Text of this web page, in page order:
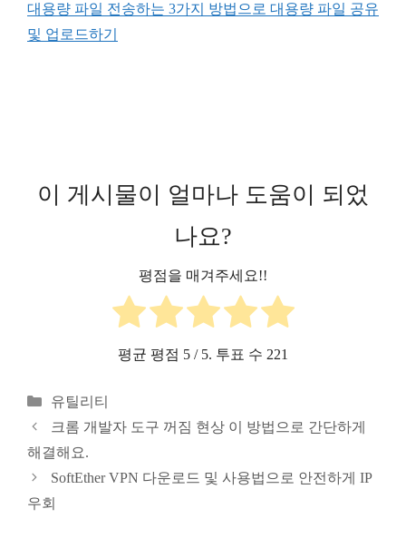
대용량 파일 전송하는 3가지 방법으로 대용량 파일 공유
및 업로드하기
이 게시물이 얼마나 도움이 되었
나요?
평점을 매겨주세요!!
평균 평점 5 / 5. 투표 수 221
카
테
리
유틸리티
크롬 개발자 도구 꺼짐 현상 이 방법으로 간단하게
해결해요.
SoftEther VPN 다운로드 및 사용법으로 안전하게 IP
우회